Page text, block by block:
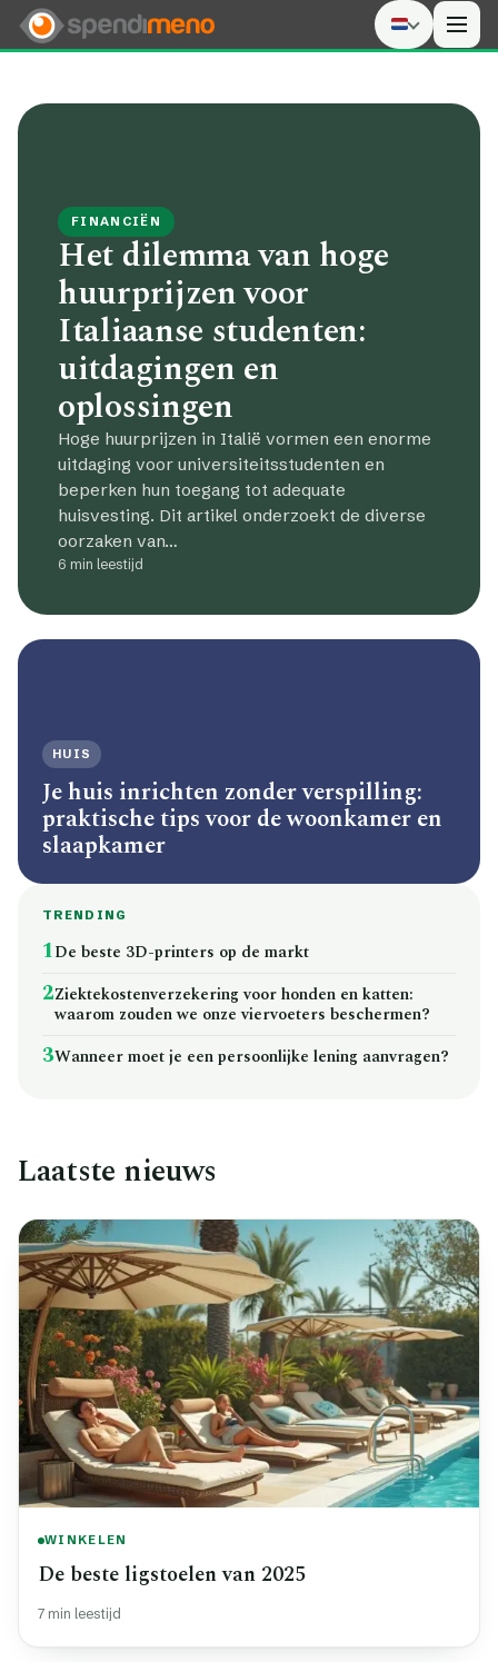
FINANCIËN
Het dilemma van hoge
huurprijzen voor
Italiaanse studenten:
uitdagingen en
oplossingen
Hoge huurprijzen in Italië vormen een enorme
uitdaging voor universiteitsstudenten en
beperken hun toegang tot adequate
huisvesting. Dit artikel onderzoekt de diverse
oorzaken van…
6 min leestijd
HUIS
Je huis inrichten zonder verspilling:
praktische tips voor de woonkamer en
slaapkamer
TRENDING
1De beste 3D-printers op de markt
2Ziektekostenverzekering voor honden en katten:
waarom zouden we onze viervoeters beschermen?
3Wanneer moet je een persoonlijke lening aanvragen?
Laatste nieuws
WINKELEN
De beste ligstoelen van 2025
7 min leestijd